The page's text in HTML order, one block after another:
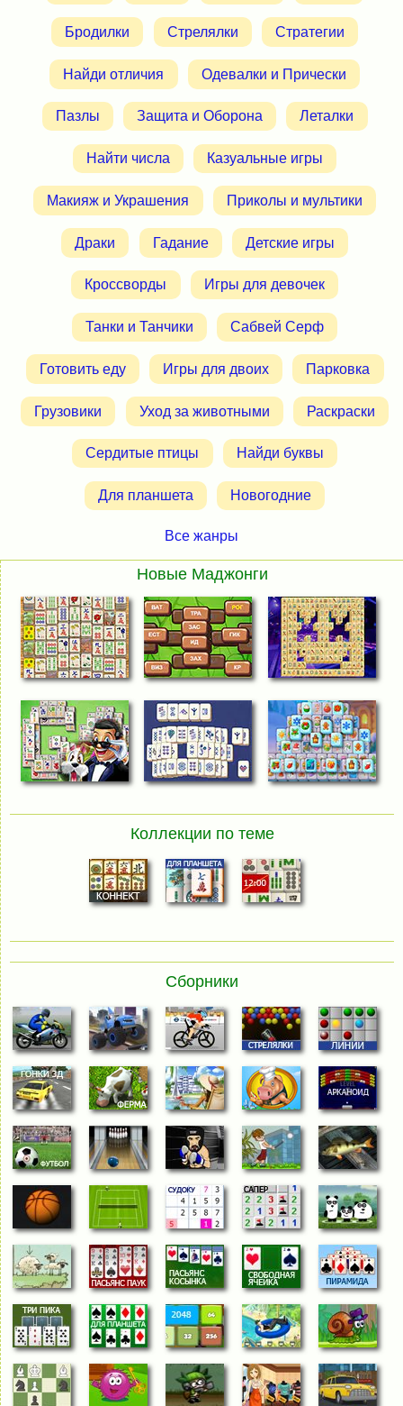
Бродилки Стрелялки Стратегии
Найди отличия Одевалки и Прически
Пазлы Защита и Оборона Леталки
Найти числа Казуальные игры
Макияж и Украшения Приколы и мультики
Драки Гадание Детские игры
Кроссворды Игры для девочек
Танки и Танчики Сабвей Серф
Готовить еду Игры для двоих Парковка
Грузовики Уход за животными Раскраски
Сердитые птицы Найди буквы
Для планшета Новогодние
Все жанры
Новые Маджонги
Коллекции по теме
Сборники